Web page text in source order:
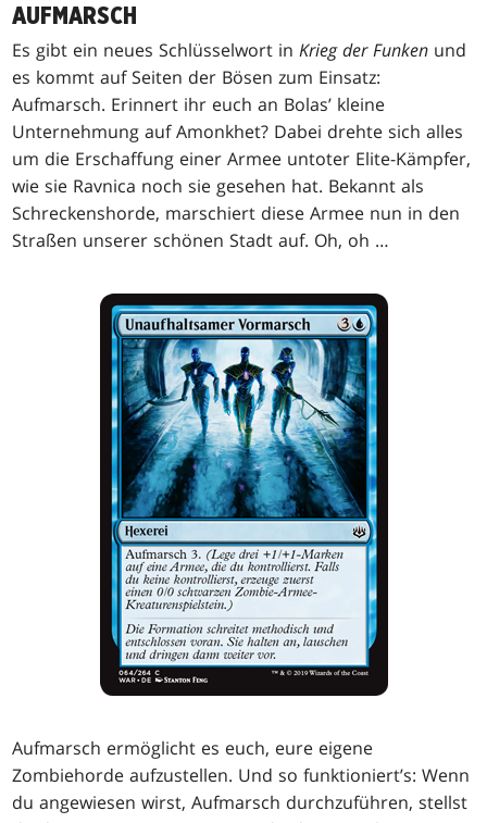
AUFMARSCH
Es gibt ein neues Schlüsselwort inKrieg der Funken und
es kommt auf Seiten der Bösen zum Einsatz:
Aufmarsch. Erinnert ihr euch an Bolas’ kleine
Unternehmung auf Amonkhet? Dabei drehte sich alles
um die Erschaffung einer Armee untoter Elite-Kämpfer,
wie sie Ravnica noch sie gesehen hat. Bekannt als
Schreckenshorde, marschiert diese Armee nun in den
Straßen unserer schönen Stadt auf. Oh, oh …
Aufmarsch ermöglicht es euch, eure eigene
Zombiehorde aufzustellen. Und so funktioniert’s: Wenn
du angewiesen wirst, Aufmarsch durchzuführen, stellst